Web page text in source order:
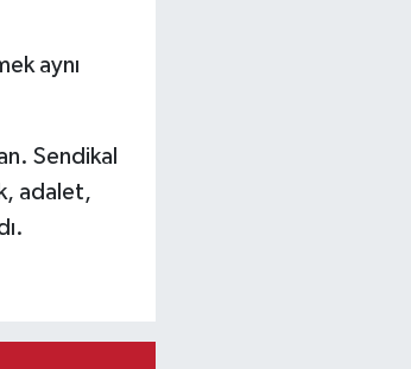
aynı
Sendikal
adalet,